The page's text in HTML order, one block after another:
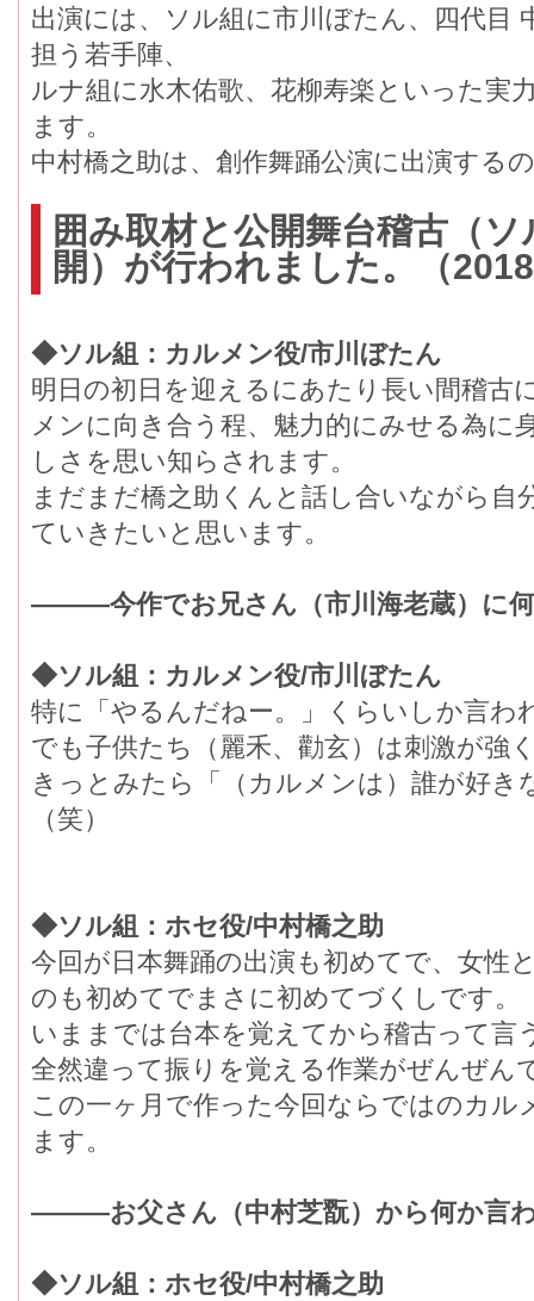
出演には、ソル組に市川ぼたん、四代目
担う若手陣、
ルナ組に水木佑歌、花柳寿楽といった実
ます。
中村橋之助は、創作舞踊公演に出演する
囲み取材と公開舞台稽古（
開）が行われました。（
◆ソル組：カルメン役/市川ぼたん
明日の初日を迎えるにあたり長い間稽古
メンに向き合う程、魅力的にみせる為に
しさを思い知らされます。
まだまだ橋之助くんと話し合いながら自
ていきたいと思います。
―――今作でお兄さん（市川海老蔵）に
◆ソル組：カルメン役/市川ぼたん
特に「やるんだねー。」くらいしか言わ
でも子供たち（麗禾、勸玄）は刺激が強
きっとみたら「（カルメンは）誰が好
（笑）
◆ソル組：ホセ役/中村橋之助
今回が日本舞踊の出演も初めてで、女性
のも初めてでまさに初めてづくしです。
いままでは台本を覚えてから稽古って言
全然違って振りを覚える作業がぜんぜん
この一ヶ月で作った今回ならではのカ
ます。
―――お父さん（中村芝翫）から何か言
◆ソル組：ホセ役/中村橋之助